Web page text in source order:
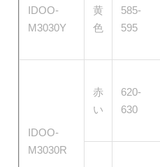
IDOO-
M3030Y
黄
色
585-
595
IDOO-
M3030R
赤
い
620-
630